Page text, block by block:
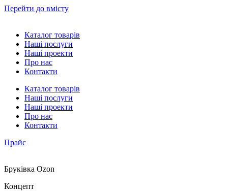
Перейти до вмісту
Каталог товарів
Наші послуги
Наші проекти
Про нас
Контакти
Каталог товарів
Наші послуги
Наші проекти
Про нас
Контакти
Прайс
Бруківка Ozon
Концепт